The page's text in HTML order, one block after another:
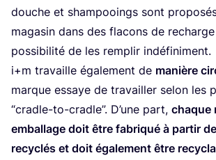
douche et sham­pooings sont
maga­sin dans des fla­cons de
pos­si­bi­li­té de les rem­plir indéfiniment.
i+m tra­vaille éga­le­ment de manière
marque essaye de tra­vailler selon les
“cradle-to-cradle”. D’une part, chaque
embal­lage doit être fabri­qué à par­tir
recy­clés et doit éga­le­ment être